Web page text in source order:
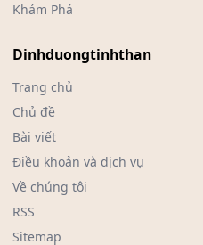
Khám Phá
Dinhduongtinhthan
Trang chủ
Chủ đề
Bài viết
Điều khoản và dịch vụ
Về chúng tôi
RSS
Sitemap